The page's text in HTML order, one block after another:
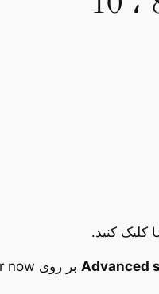
Advanced بر روی Restar now کلیک کنید .